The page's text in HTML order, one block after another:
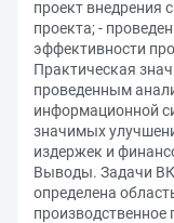
проект внедрения
проекта; -
эффективности
Практическая
проведенным
информационной
значимых
издержек и
Выводы. Задачи
определена
производственное